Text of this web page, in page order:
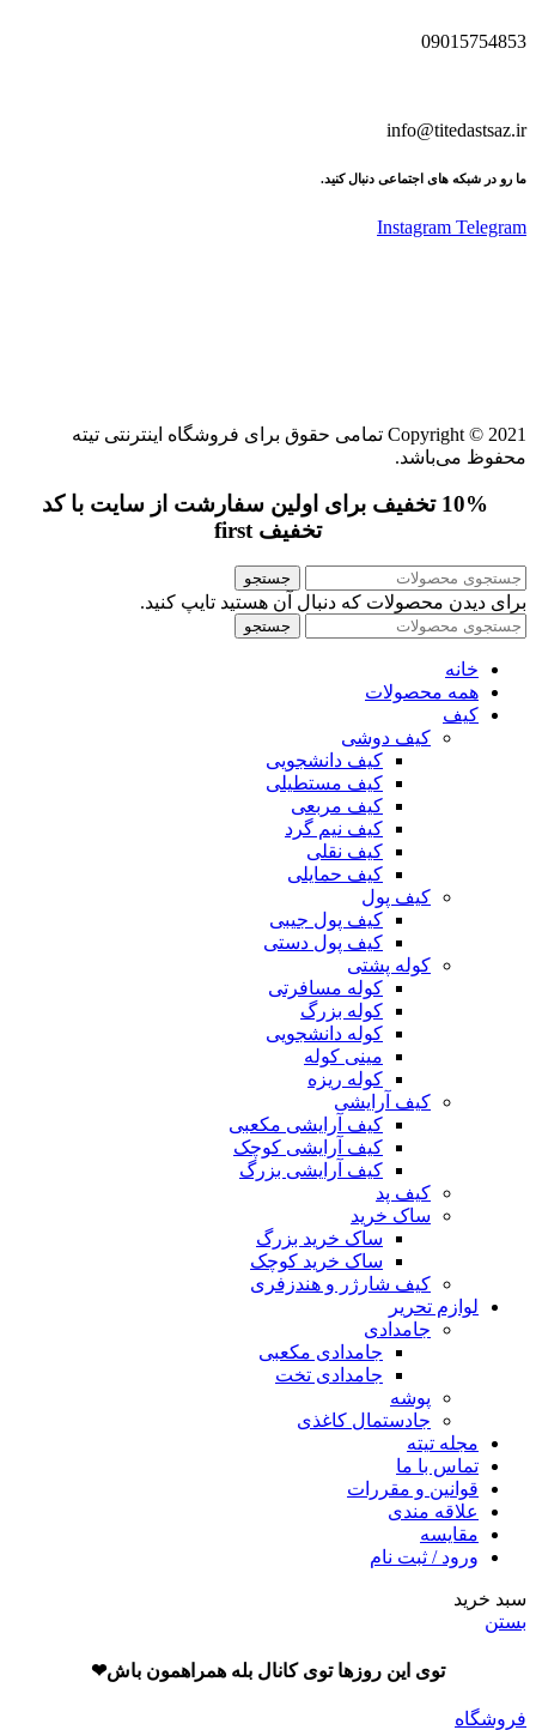
09015754853
info@titedastsaz.ir
ما رو در شبکه های اجتماعی دنبال کنید.
Instagram Telegram
Copyright © 2021 تمامی حقوق برای فروشگاه اینترنتی تیته
محفوظ می‌باشد.
10% تخفیف برای اولین سفارشت از سایت با کد
تخفیف first
جستجو
برای دیدن محصولات که دنبال آن هستید تایپ کنید.
جستجو
خانه
همه محصولات
کیف
کیف دوشی
کیف دانشجویی
کیف مستطیلی
کیف مربعی
کیف نیم گرد
کیف نقلی
کیف حمایلی
کیف پول
کیف پول جیبی
کیف پول دستی
کوله پشتی
کوله مسافرتی
کوله بزرگ
کوله دانشجویی
مینی کوله
کوله ریزه
کیف آرایشی
کیف آرایشی مکعبی
کیف آرایشی کوچک
کیف آرایشی بزرگ
کیف پد
ساک خرید
ساک خرید بزرگ
ساک خرید کوچک
کیف شارژر و هندزفری
لوازم تحریر
جامدادی
جامدادی مکعبی
جامدادی تخت
پوشه
جادستمال کاغذی
مجله تیته
تماس با ما
قوانین و مقررات
علاقه مندی
مقایسه
ورود / ثبت نام
سبد خرید
بستن
توی این روزها توی کانال بله همراهمون باش❤
فروشگاه